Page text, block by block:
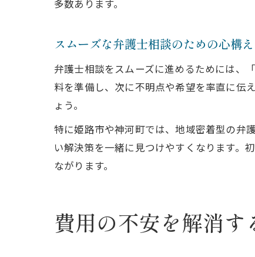
多数あります。
スムーズな弁護士相談のための心構え
弁護士相談をスムーズに進めるためには、
料を準備し、次に不明点や希望を率直に伝
ょう。
特に姫路市や神河町では、地域密着型の弁
い解決策を一緒に見つけやすくなります。
ながります。
費用の不安を解消す